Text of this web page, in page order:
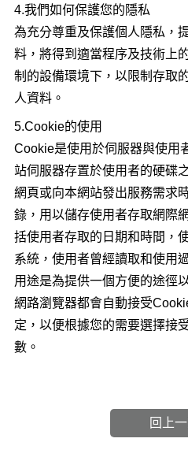
4.我們如何保護您的隱私
為充分尊重及保護個人隱私，
料，將得到適當程序及技術上
制的設備環境下，以限制存取
人資料。
5.Cookie的使用
Cookie是使用於伺服器與使用
站伺服器存置於使用者的硬碟
網頁或向本網站發出服務需求
錄，用以儲存使用者存取網際
括使用者存取的日期和時間，
系統，使用者曾經讀取和使用
用途是為提供一個方便的途徑
網路瀏覽器都會自動接受
定，以便根據您的需要選擇接
數。
回上